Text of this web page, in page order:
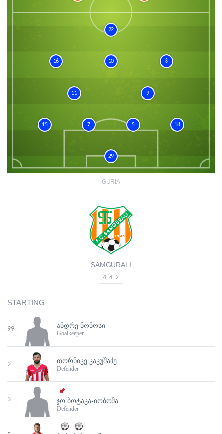
SAMGURALI
4-4-2
STARTING
99 ᲐᲜᲓᲠᲔ ᲜᲝᲜᲝᲡᲘ
Goalkeeper
2 ᲗᲝᲠᲜᲘᲙᲔ ᲙᲐᲙᲣᲨᲐᲫᲔ
Defender
3 ᲯᲝ ᲑᲝᲢᲐᲙᲐ-ᲘᲝᲑᲝᲛᲐ
Defender
29
18
5
7
15
9
11
8
10
16
22
GURIA